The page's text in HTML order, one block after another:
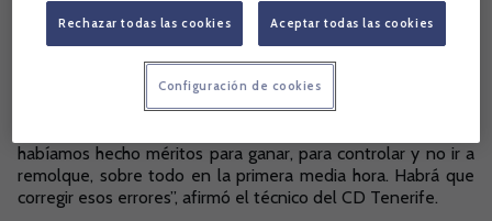
"Volvieron a llegar las ocasiones, fallamos una vez más.
habíamos hecho méritos para ganar, para controlar y no ir a
remolque, sobre todo en la primera media hora. Habrá que
corregir esos errores”, afirmó el técnico del CD Tenerife.
Rechazar todas las cookies Aceptar todas las cookies
Configuración de cookies